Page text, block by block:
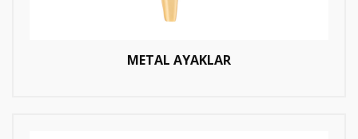
METAL AYAKLAR